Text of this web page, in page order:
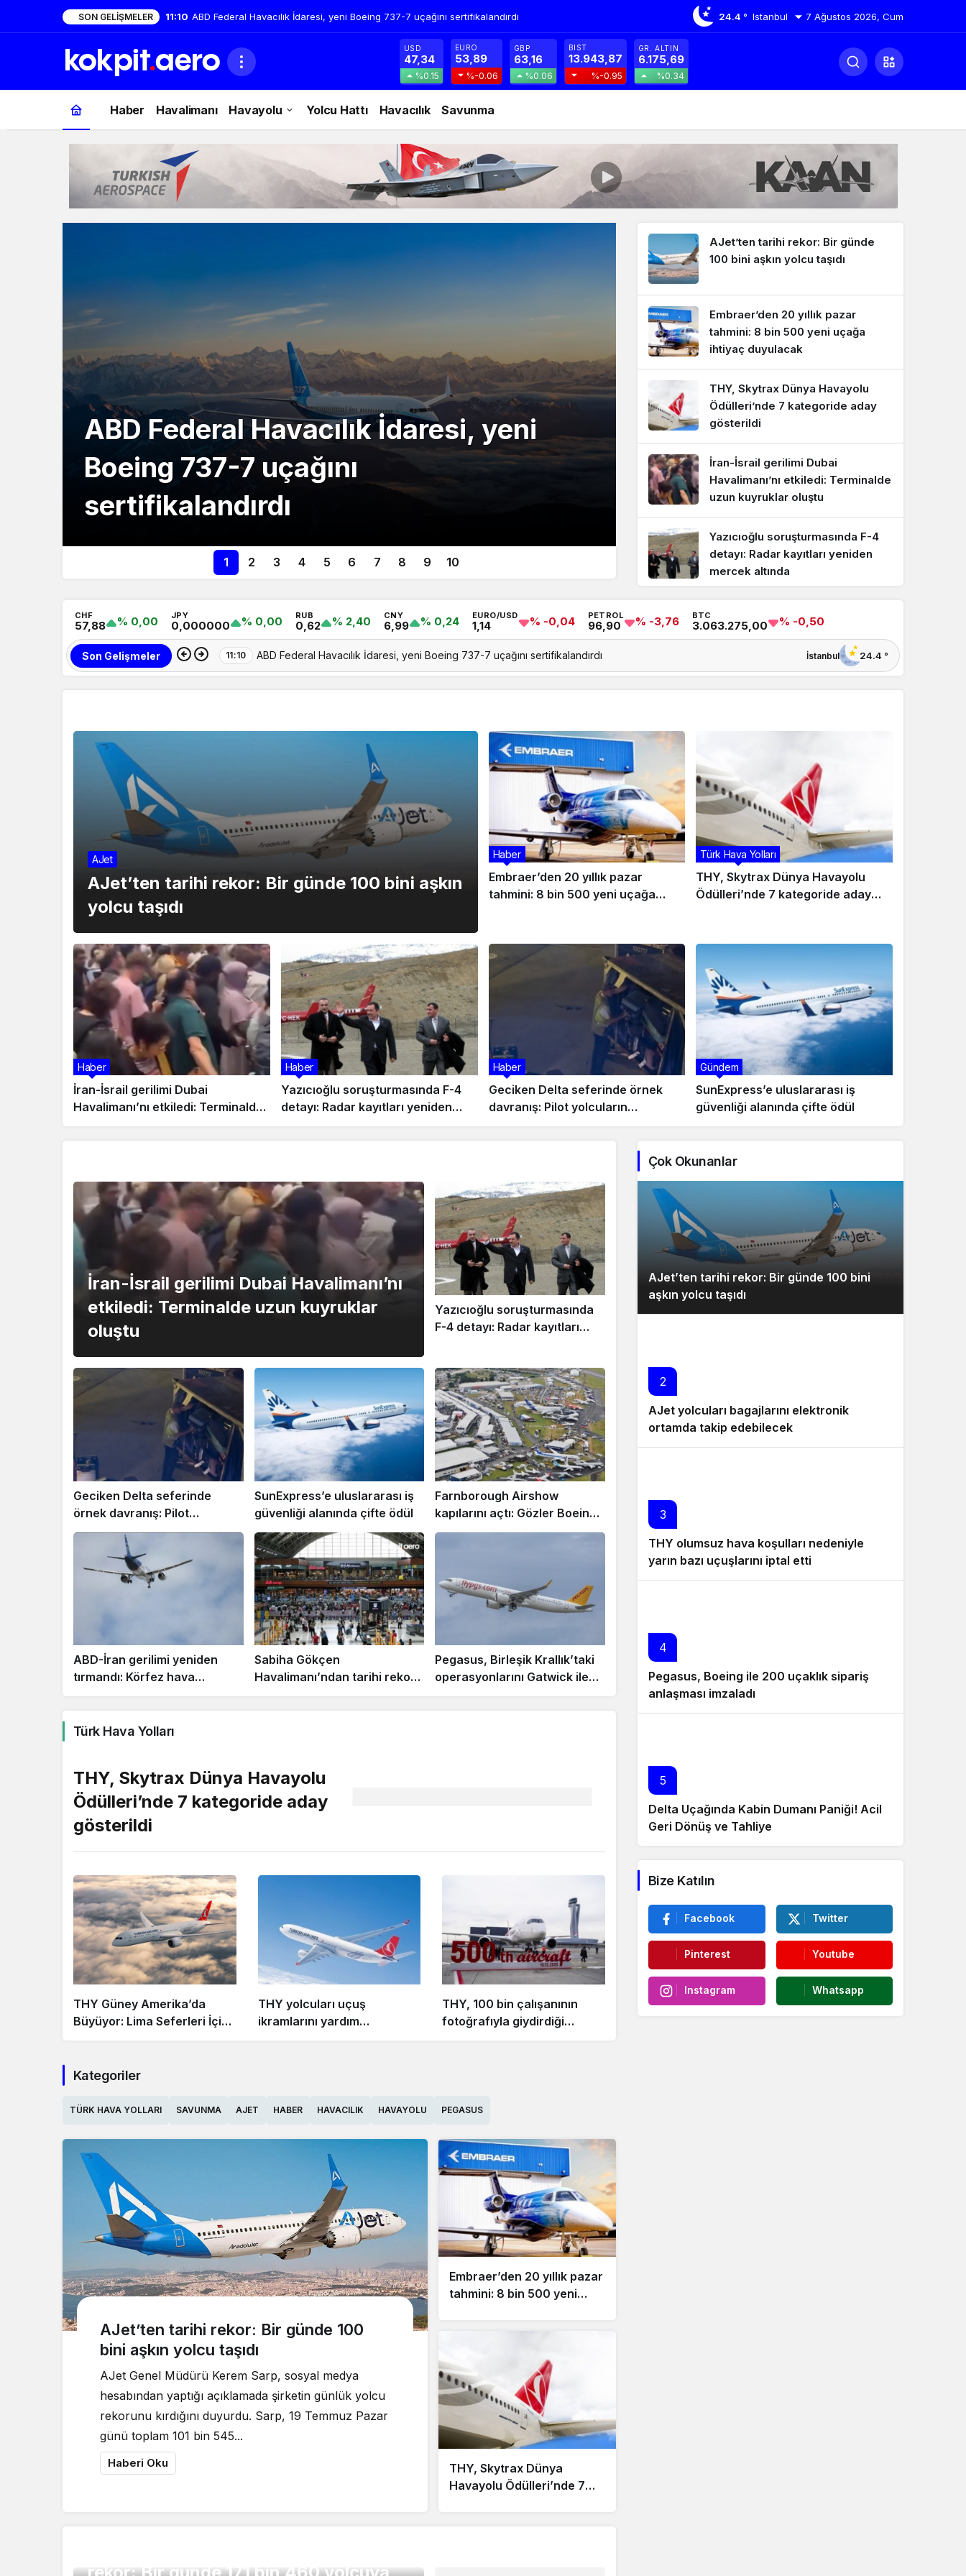
SON GELIŞMELER 11:12 ASELSAN’dan elektronik harp ortamında tam isabet: TOLUN P hedefi başarıyla vurdu 24.4 ° Istanbul 7 Ağustos 2026, Cum
Kokpit.Aero
USD
47,34
%0.15
EURO
53,89
%-0.06
GBP
63,16
%0.06
BIST
13.943,87
%-0.95
GR. ALTIN
6.175,69
%0.34
Haber Havalimanı Havayolu Yolcu Hattı Havacılık Savunma
ABD Federal Havacılık İdaresi, yeni
Boeing 737-7 uçağını
sertifikalandırdı
ASELSAN’dan
ortamında tam isabet:
hedefi başarıyla vurdu
1 2 3 4 5 6 7 8 9 10
AJet’ten tarihi rekor: Bir günde
100 bini aşkın yolcu taşıdı
Embraer’den 20 yıllık pazar
tahmini: 8 bin 500 yeni uçağa
ihtiyaç duyulacak
THY, Skytrax Dünya Havayolu
Ödülleri’nde 7 kategoride aday
gösterildi
İran-İsrail gerilimi Dubai
Havalimanı’nı etkiledi: Terminalde
uzun kuyruklar oluştu
Yazıcıoğlu soruşturmasında F-4
detayı: Radar kayıtları yeniden
mercek altında
Geciken Delta seferinde örnek
davranış: Pilot yolcuların
bagajlarını kendi elleriyle yükledi
açtı: Gözler Boeing, Airbus ve
savunma sanayisinde
CHF
57,88 % 0,00 JPY
0,000000 % 0,00 RUB
0,62 % 2,40 CNY
6,99 % 0,24 EURO/USD
1,14 % -0,04 PETROL
96,90 % -3,76 BTC
3.063.275,00 % -0,50
Son Gelişmeler 11:12 ASELSAN’dan elektronik harp ortamında tam isabet: TOLUN P hedefi başarıyla vurdu İstanbul 24.4 °
AJet
AJet’ten tarihi rekor: Bir günde 100 bini aşkın
yolcu taşıdı
Haber
Embraer’den 20 yıllık pazar
tahmini: 8 bin 500 yeni uçağa
Türk Hava Yolları
THY, Skytrax Dünya Havayolu
Ödülleri’nde 7 kategoride aday
Haber
İran-İsrail gerilimi Dubai
Havalimanı’nı etkiledi: Terminalde
Haber
Yazıcıoğlu soruşturmasında F-4
detayı: Radar kayıtları yeniden
Haber
Geciken Delta seferinde örnek
davranış: Pilot yolcuların
Gündem
SunExpress’e uluslararası iş
güvenliği alanında çifte ödül
İran-İsrail gerilimi Dubai Havalimanı’nı
etkiledi: Terminalde uzun kuyruklar
oluştu
Yazıcıoğlu soruşturmasında
F-4 detayı: Radar kayıtları
Geciken Delta seferinde
örnek davranış: Pilot
yolcuların bagajlarını kendi
elleriyle yükledi
SunExpress’e uluslararası iş
güvenliği alanında çifte ödül
Farnborough Airshow
kapılarını açtı: Gözler Boeing,
Airbus ve savunma
ABD-İran gerilimi yeniden
tırmandı: Körfez hava
Sabiha Gökçen
Havalimanı’ndan tarihi rekor:
Pegasus, Birleşik Krallık’taki
operasyonlarını Gatwick ile
Türk Hava Yolları
THY, Skytrax Dünya Havayolu
Ödülleri’nde 7 kategoride aday
gösterildi
THY Güney Amerika’da
Büyüyor: Lima Seferleri İçin
THY yolcuları uçuş
ikramlarını yardım
THY, 100 bin çalışanının
fotoğrafıyla giydirdiği
Kategoriler
TÜRK HAVA YOLLARI SAVUNMA AJET HABER HAVACILIK HAVAYOLU PEGASUS
AJet’ten tarihi rekor: Bir günde 100
bini aşkın yolcu taşıdı
AJet Genel Müdürü Kerem Sarp, sosyal medya
hesabından yaptığı açıklamada şirketin günlük yolcu
rekorunu kırdığını duyurdu. Sarp, 19 Temmuz Pazar
günü toplam 101 bin 545...
Haberi Oku
Embraer’den 20 yıllık pazar
tahmini: 8 bin 500 yeni
THY, Skytrax Dünya
Havayolu Ödülleri’nde 7
Çok Okunanlar
AJet’ten tarihi rekor: Bir günde 100 bini
aşkın yolcu taşıdı
2
AJet yolcuları bagajlarını elektronik
ortamda takip edebilecek
3
THY olumsuz hava koşulları nedeniyle
yarın bazı uçuşlarını iptal etti
4
Pegasus, Boeing ile 200 uçaklık sipariş
anlaşması imzaladı
5
Delta Uçağında Kabin Dumanı Paniği! Acil
Geri Dönüş ve Tahliye
Bize Katılın
Facebook Twitter
Pinterest Youtube
Instagram Whatsapp